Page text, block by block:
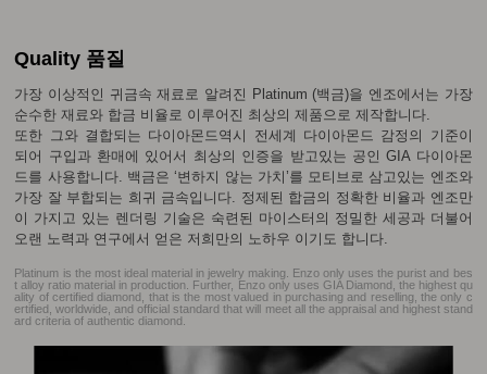
Quality 품질
가장 이상적인 귀금속 재료로 알려진 Platinum (백금)을 엔조에서는 가장
순수한 재료와 합금 비율로 이루어진 최상의 제품으로 제작합니다.
또한 그와 결합되는 다이아몬드역시 전세계 다이아몬드 감정의 기준이
되어 구입과 환매에 있어서 최상의 인증을 받고있는 공인 GIA 다이아몬
드를 사용합니다. 백금은 ‘변하지 않는 가치’를 모티브로 삼고있는 엔조와
가장 잘 부합되는 희귀 금속입니다. 정제된 합금의 정확한 비율과 엔조만
이 가지고 있는 렌더링 기술은 숙련된 마이스터의 정밀한 세공과 더불어
오랜 노력과 연구에서 얻은 저희만의 노하우 이기도 합니다.
Platinum is the most ideal material in jewelry making. Enzo only uses the purist and bes
t alloy ratio material in production. Further, Enzo only uses GIA Diamond, the highest qu
ality of certified diamond, that is the most valued in purchasing and reselling, the only c
ertified, worldwide, and official standard that will meet all the appraisal and highest stand
ard criteria of authentic diamond.